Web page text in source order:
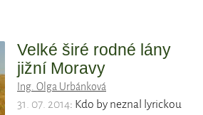
Velké širé rodné lány
jižní Moravy
Ing. Olga Urbánková
31. 07. 2014: Kdo by neznal lyrickou